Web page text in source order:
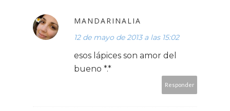
MANDARINALIA
12 de mayo de 2013 a las 15:02
esos lápices son amor del
bueno *.*
Responder